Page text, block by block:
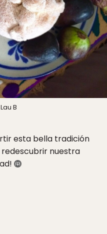
B
esta bella tradición
nuestra